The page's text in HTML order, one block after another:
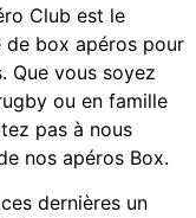
Club est le
de box apéros pour
Que vous soyez
ou en famille
pas à nous
nos apéros Box.
dernières un